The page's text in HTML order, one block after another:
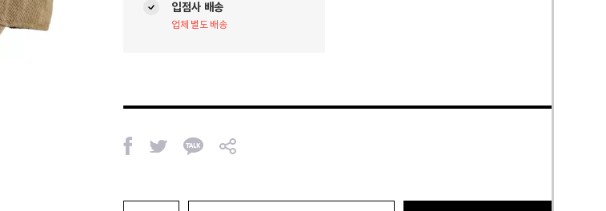
입점사 배송
업체 별도 배송
페
이
트
위
카
카
공
유